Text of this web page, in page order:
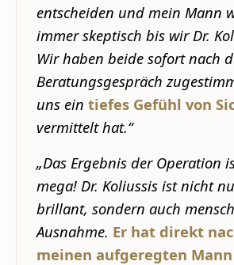
entscheiden und mein Mann
immer skeptisch bis wir Dr.
Wir haben beide sofort nach
Beratungsgespräch
uns ein tiefes Gefühl von
vermittelt hat.“
„Das Ergebnis der Operation
mega! Dr. Koliussis ist nicht
brillant, sondern auch
Ausnahme. Er hat direkt
meinen aufgeregten